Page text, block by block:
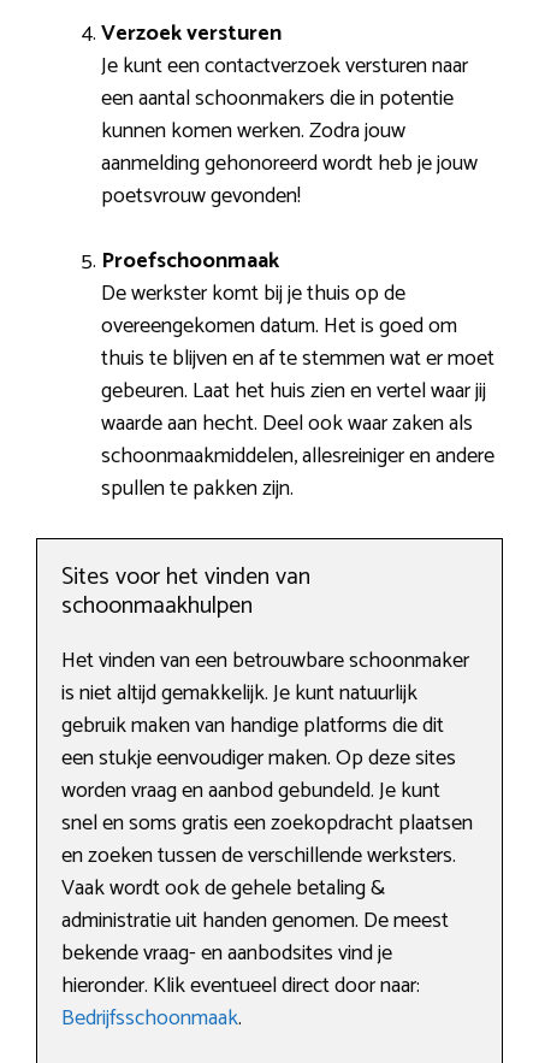
Verzoek versturen
Je kunt een contactverzoek versturen naar
een aantal schoonmakers die in potentie
kunnen komen werken. Zodra jouw
aanmelding gehonoreerd wordt heb je jouw
poetsvrouw gevonden!
Proefschoonmaak
De werkster komt bij je thuis op de
overeengekomen datum. Het is goed om
thuis te blijven en af te stemmen wat er moet
gebeuren. Laat het huis zien en vertel waar jij
waarde aan hecht. Deel ook waar zaken als
schoonmaakmiddelen, allesreiniger en andere
spullen te pakken zijn.
Sites voor het vinden van
schoonmaakhulpen
Het vinden van een betrouwbare schoonmaker
is niet altijd gemakkelijk. Je kunt natuurlijk
gebruik maken van handige platforms die dit
een stukje eenvoudiger maken. Op deze sites
worden vraag en aanbod gebundeld. Je kunt
snel en soms gratis een zoekopdracht plaatsen
en zoeken tussen de verschillende werksters.
Vaak wordt ook de gehele betaling &
administratie uit handen genomen. De meest
bekende vraag- en aanbodsites vind je
hieronder. Klik eventueel direct door naar:
Bedrijfsschoonmaak.